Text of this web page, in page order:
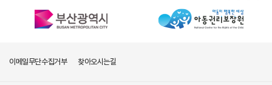
이메일무단수집거부 찾아오시는길